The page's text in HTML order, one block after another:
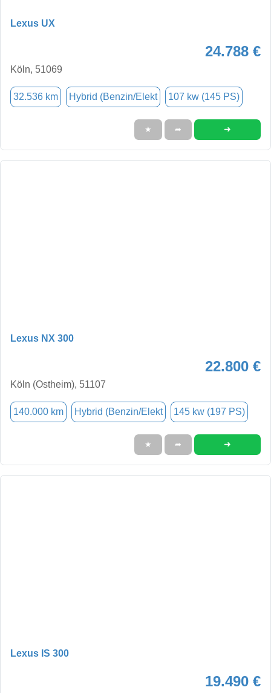
Lexus UX
24.788 €
Köln, 51069
32.536 km Hybrid (Benzin/Elekt 107 kw (145 PS)
★ ➦ ➜
Lexus NX 300
22.800 €
Köln (Ostheim), 51107
140.000 km Hybrid (Benzin/Elekt 145 kw (197 PS)
★ ➦ ➜
Lexus IS 300
19.490 €